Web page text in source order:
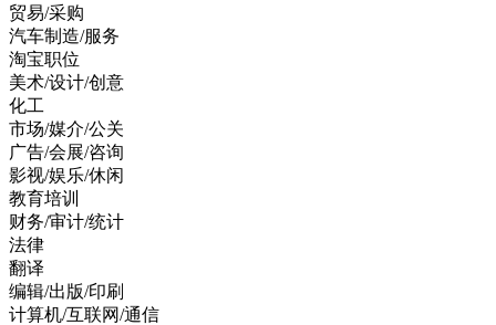
贸易/采购
汽车制造/服务
淘宝职位
美术/设计/创意
化工
市场/媒介/公关
广告/会展/咨询
影视/娱乐/休闲
教育培训
财务/审计/统计
法律
翻译
编辑/出版/印刷
计算机/互联网/通信